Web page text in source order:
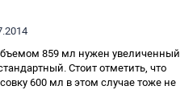
859 мл нужен увеличенный
Стоит отметить, что
600 мл в этом случае тоже не